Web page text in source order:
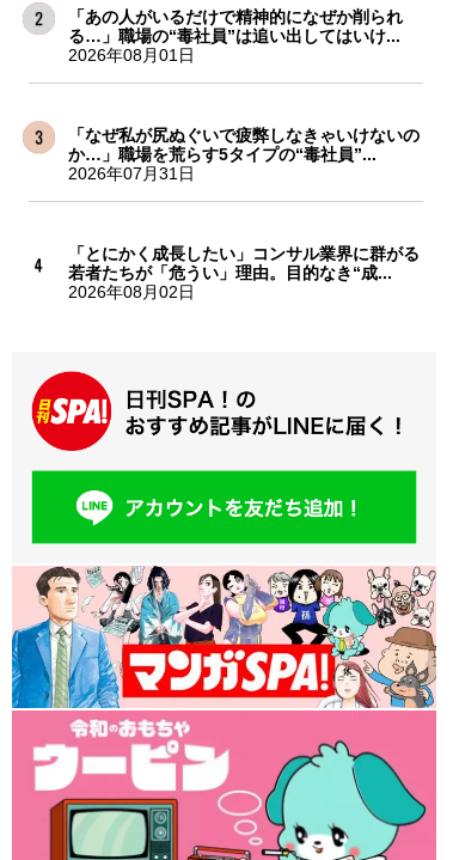
「あの人がいるだけで精神的になぜか削られ
る…」職場の“毒社員”は追い出してはいけ...
2026年08月01日
「なぜ私が尻ぬぐいで疲弊しなきゃいけないの
か…」職場を荒らす5タイプの“毒社員”...
2026年07月31日
「とにかく成長したい」コンサル業界に群がる
若者たちが「危うい」理由。目的なき“成...
2026年08月02日